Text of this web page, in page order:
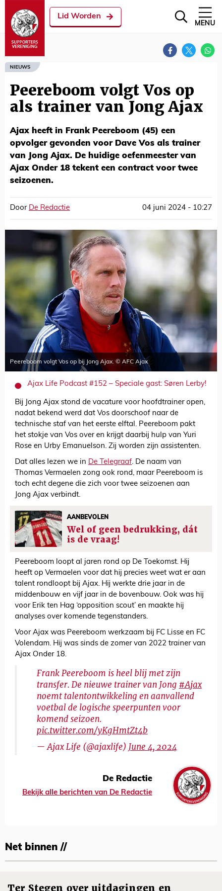
Lid Worden
MENU
NIEUWS
Peereboom volgt Vos op
als trainer van Jong Ajax
Ajax heeft in Frank Peereboom (45) een
opvolger gevonden voor Dave Vos als trainer
van Jong Ajax. De huidige oefenmeester van
Ajax Onder 18 tekent een contract voor twee
seizoenen.
Door De Redactie 04 juni 2024 - 10:27
Peereboom volgt Vos op bij Jong Ajax. © AFC Ajax
Ajax Life Podcast #152 – Speciale gast: Søren Lerby!
Bij Jong Ajax stond de vacature voor hoofdtrainer open,
nadat bekend werd dat Vos doorschoof naar de
technische staf van het eerste elftal. Peereboom pakt
het stokje van Vos over en krijgt daarbij hulp van Yuri
Rose en Urby Emanuelson. Zij worden zijn assistenten.
Dat alles lezen we in De Telegraaf. De naam van
Thomas Vermaelen zong ook rond, maar Peereboom is
toch echt degene die zich voor twee seizoenen aan
Jong Ajax verbindt.
AANBEVOLEN
Wel of geen bedrukking, dát
is de vraag!
Peereboom loopt al jaren rond op De Toekomst. Hij
heeft op Vermaelen voor dat hij precies weet wat er aan
talent rondloopt bij Ajax. Hij werkte drie jaar in de
middenbouw en vijf jaar in de bovenbouw. Ook was hij
voor Erik ten Hag ‘opposition scout’ en maakte hij
analyses over komende tegenstanders.
Voor Ajax was Peereboom werkzaam bij FC Lisse en FC
Volendam. Hij was sinds de zomer van 2022 trainer van
Ajax Onder 18.
Frank Peereboom is heel blij met zijn
transfer. De nieuwe trainer van Jong #Ajax
noemt talentontwikkeling en aanvallend
voetbal de logische speerpunten voor
komend seizoen.
pic.twitter.com/yKgHmtZt4b
— Ajax Life (@ajaxlife) June 4, 2024
De Redactie
Bekijk alle berichten van De Redactie
Net binnen //
Ter Stegen over uitdagingen en